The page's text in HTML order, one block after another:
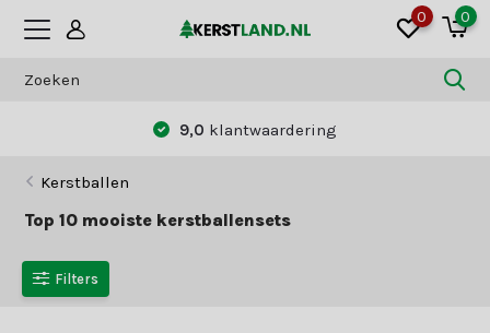
0 0
9,0klantwaardering
Kerstballen
Top 10 mooiste kerstballensets
Filters